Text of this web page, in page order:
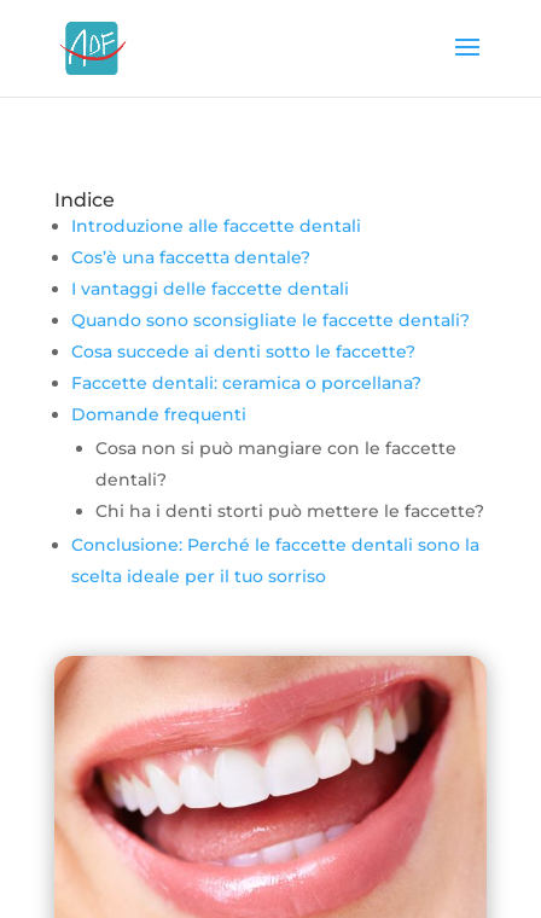
Indice
Introduzione alle faccette dentali
Cos’è una faccetta dentale?
I vantaggi delle faccette dentali
Quando sono sconsigliate le faccette dentali?
Cosa succede ai denti sotto le faccette?
Faccette dentali: ceramica o porcellana?
Domande frequenti
Cosa non si può mangiare con le faccette
dentali?
Chi ha i denti storti può mettere le faccette?
Conclusione: Perché le faccette dentali sono la
scelta ideale per il tuo sorriso